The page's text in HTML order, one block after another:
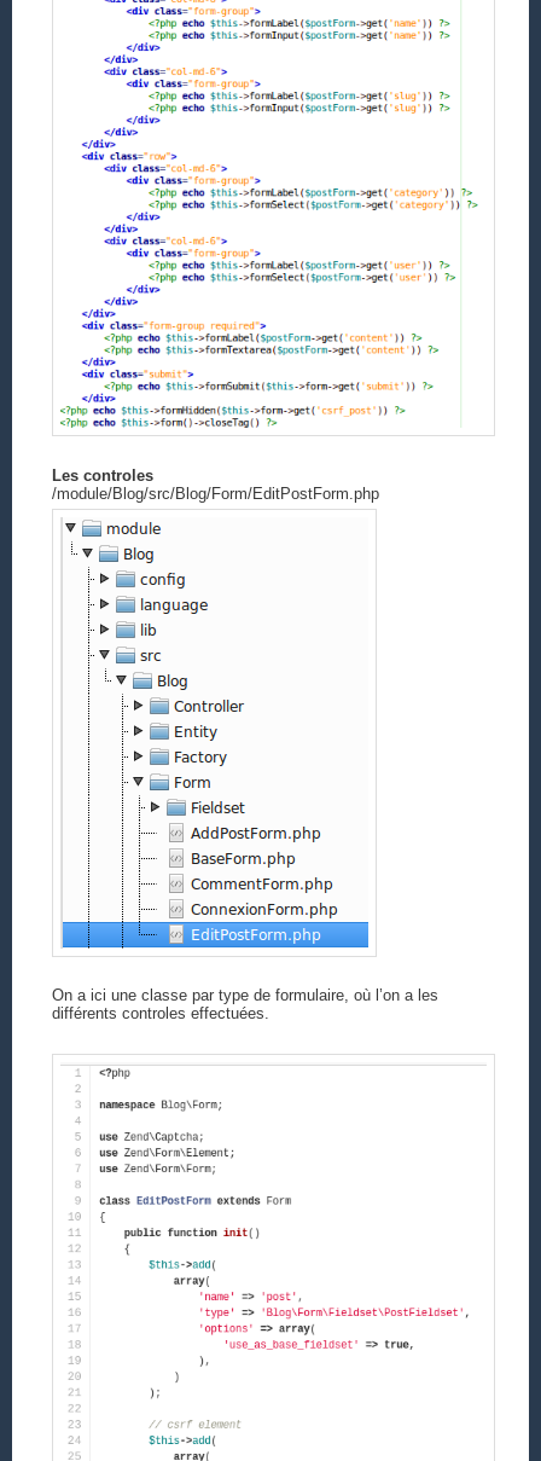
Les controles
/module/Blog/src/Blog/Form/EditPostForm.php
On a ici une classe par type de formulaire, où l’on a les
différents controles effectuées.